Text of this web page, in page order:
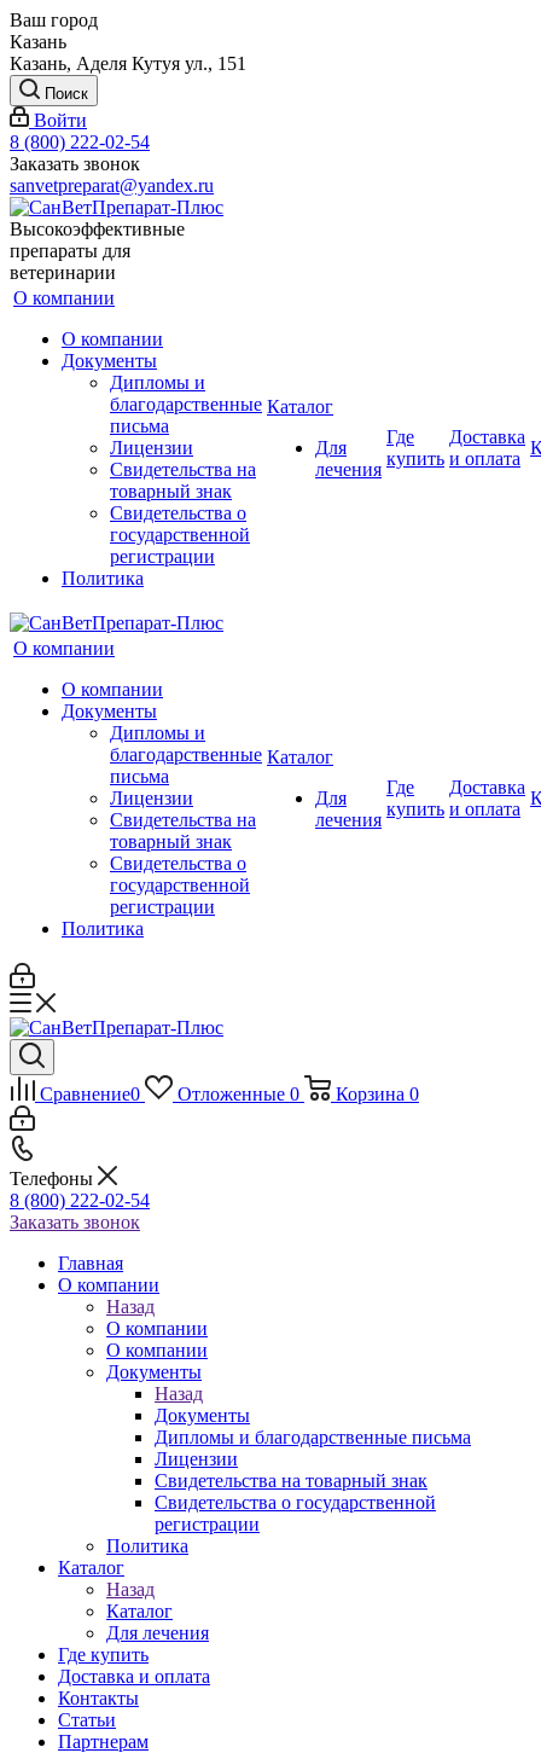
Ваш город
Казань
Казань, Аделя Кутуя ул., 151
Поиск
Войти
8 (800) 222-02-54
Заказать звонок
sanvetpreparat@yandex.ru
Высокоэффективные
препараты для
ветеринарии
О компании
О компании
Документы
Дипломы и
благодарственные
письма
Лицензии
Свидетельства на
товарный знак
Свидетельства о
государственной
регистрации
Политика
Каталог
Для
лечения
Где
купить
Доставка
и оплата
О компании
О компании
Документы
Дипломы и
благодарственные
письма
Лицензии
Свидетельства на
товарный знак
Свидетельства о
государственной
регистрации
Политика
Каталог
Для
лечения
Где
купить
Доставка
и оплата
Сравнение0 Отложенные 0 Корзина 0
Телефоны
8 (800) 222-02-54
Заказать звонок
Главная
О компании
Назад
О компании
О компании
Документы
Назад
Документы
Дипломы и благодарственные письма
Лицензии
Свидетельства на товарный знак
Свидетельства о государственной
регистрации
Политика
Каталог
Назад
Каталог
Для лечения
Где купить
Доставка и оплата
Контакты
Статьи
Партнерам